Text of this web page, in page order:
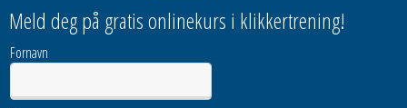
Meld deg på gratis onlinekurs i klikkertrening!
Fornavn